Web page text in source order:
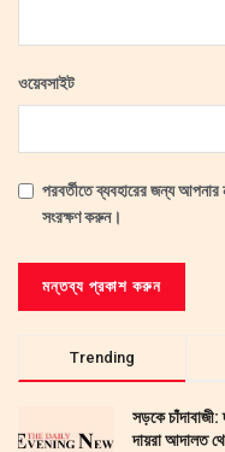
ওয়েবসাইট
পরবর্তীতে ব্যবহারের জন্য আপনার
সংরক্ষণ করুন।
Trending
সড়কে
দায়রা আদালত